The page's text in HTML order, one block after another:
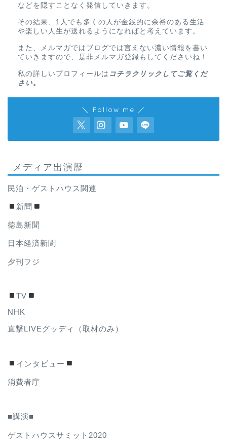
などを隠すことなく発信していきます。
その結果、1人でも多くの人が金銭的に余裕のある生活
や楽しい人生が送れるようになればと考えています。
また、メルマガではブログでは言えない濃い情報を書い
ていきますので、是非メルマガ登録もしてくださいね！
私の詳しいプロフィールは コチラクリックしてご覧くだ
さい。
＼ Follow me ／
メディア出演歴
民泊・ゲストハウス関連
新聞
徳島新聞
日本経済新聞
夕刊フジ
TV
NHK
直撃LIVEグッディ（取材のみ）
インタビュー
消費者庁
■講演■
ゲストハウスサミット2020